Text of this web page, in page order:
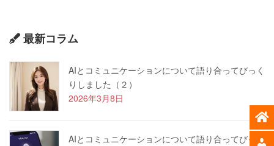
最新コラム
AIとコミュニケーションについて語り合ってびっく
りしました（２）
2026年3月8日
AIとコミュニケーションについて語り合ってびっく